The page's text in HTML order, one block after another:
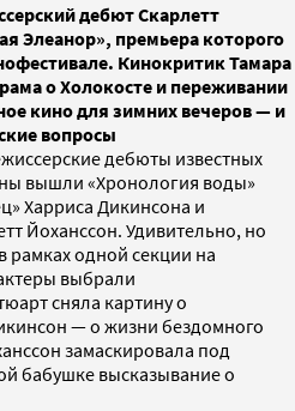
дебют Скарлетт
Элеанор», премьера которого
Кинокритик Тамара
о Холокосте и переживании
кино для зимних вечеров — и
вопросы
дебюты известных
вышли «Хронология воды»
Харриса Дикинсона и
Йоханссон. Удивительно, но
рамках одной секции на
выбрали
сняла картину о
— о жизни бездомного
замаскировала под
бабушке высказывание о